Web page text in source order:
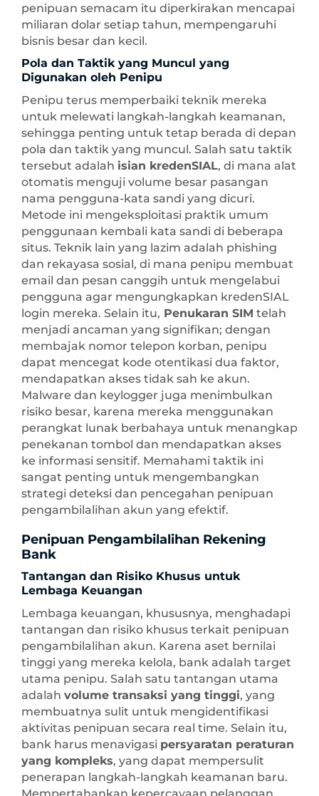
penipuan semacam itu diperkirakan mencapai
miliaran dolar setiap tahun, mempengaruhi
bisnis besar dan kecil.
Pola dan Taktik yang Muncul yang
Digunakan oleh Penipu
Penipu terus memperbaiki teknik mereka
untuk melewati langkah-langkah keamanan,
sehingga penting untuk tetap berada di depan
pola dan taktik yang muncul. Salah satu taktik
tersebut adalah isian kredenSIAL, di mana alat
otomatis menguji volume besar pasangan
nama pengguna-kata sandi yang dicuri.
Metode ini mengeksploitasi praktik umum
penggunaan kembali kata sandi di beberapa
situs. Teknik lain yang lazim adalah phishing
dan rekayasa sosial, di mana penipu membuat
email dan pesan canggih untuk mengelabui
pengguna agar mengungkapkan kredenSIAL
login mereka. Selain itu, Penukaran SIM telah
menjadi ancaman yang signifikan; dengan
membajak nomor telepon korban, penipu
dapat mencegat kode otentikasi dua faktor,
mendapatkan akses tidak sah ke akun.
Malware dan keylogger juga menimbulkan
risiko besar, karena mereka menggunakan
perangkat lunak berbahaya untuk menangkap
penekanan tombol dan mendapatkan akses
ke informasi sensitif. Memahami taktik ini
sangat penting untuk mengembangkan
strategi deteksi dan pencegahan penipuan
pengambilalihan akun yang efektif.
Penipuan Pengambilalihan Rekening
Bank
Tantangan dan Risiko Khusus untuk
Lembaga Keuangan
Lembaga keuangan, khususnya, menghadapi
tantangan dan risiko khusus terkait penipuan
pengambilalihan akun. Karena aset bernilai
tinggi yang mereka kelola, bank adalah target
utama penipu. Salah satu tantangan utama
adalah volume transaksi yang tinggi, yang
membuatnya sulit untuk mengidentifikasi
aktivitas penipuan secara real time. Selain itu,
bank harus menavigasi persyaratan peraturan
yang kompleks, yang dapat mempersulit
penerapan langkah-langkah keamanan baru.